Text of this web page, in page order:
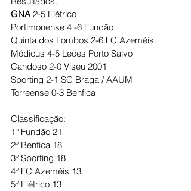
GNA 2-5 Elétrico
Portimonense 4 -6 Fundão
Quinta dos Lombos 2-6 FC Azeméis
Módicus 4-5 Leões Porto Salvo
Candoso 2-0 Viseu 2001
Sporting 2-1 SC Braga / AAUM
Torreense 0-3 Benfica
Classificação:
1º Fundão 21
2º Benfica 18
3º Sporting 18
4º FC Azeméis 13
5º Elétrico 13